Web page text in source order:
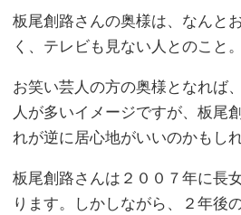
板尾創路さんの奥様は、なんと
く、テレビも見ない人とのこと。
お笑い芸人の方の奥様となれば
人が多いイメージですが、板尾
れが逆に居心地がいいのかもし
板尾創路さんは２００７年に長
ります。しかしながら、２年後